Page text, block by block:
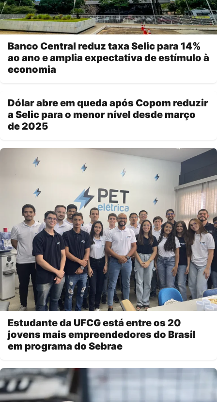
Banco Central reduz taxa Selic para 14%
ao ano e amplia expectativa de estímulo à
economia
Dólar abre em queda após Copom reduzir
a Selic para o menor nível desde março
de 2025
Estudante da UFCG está entre os 20
jovens mais empreendedores do Brasil
em programa do Sebrae